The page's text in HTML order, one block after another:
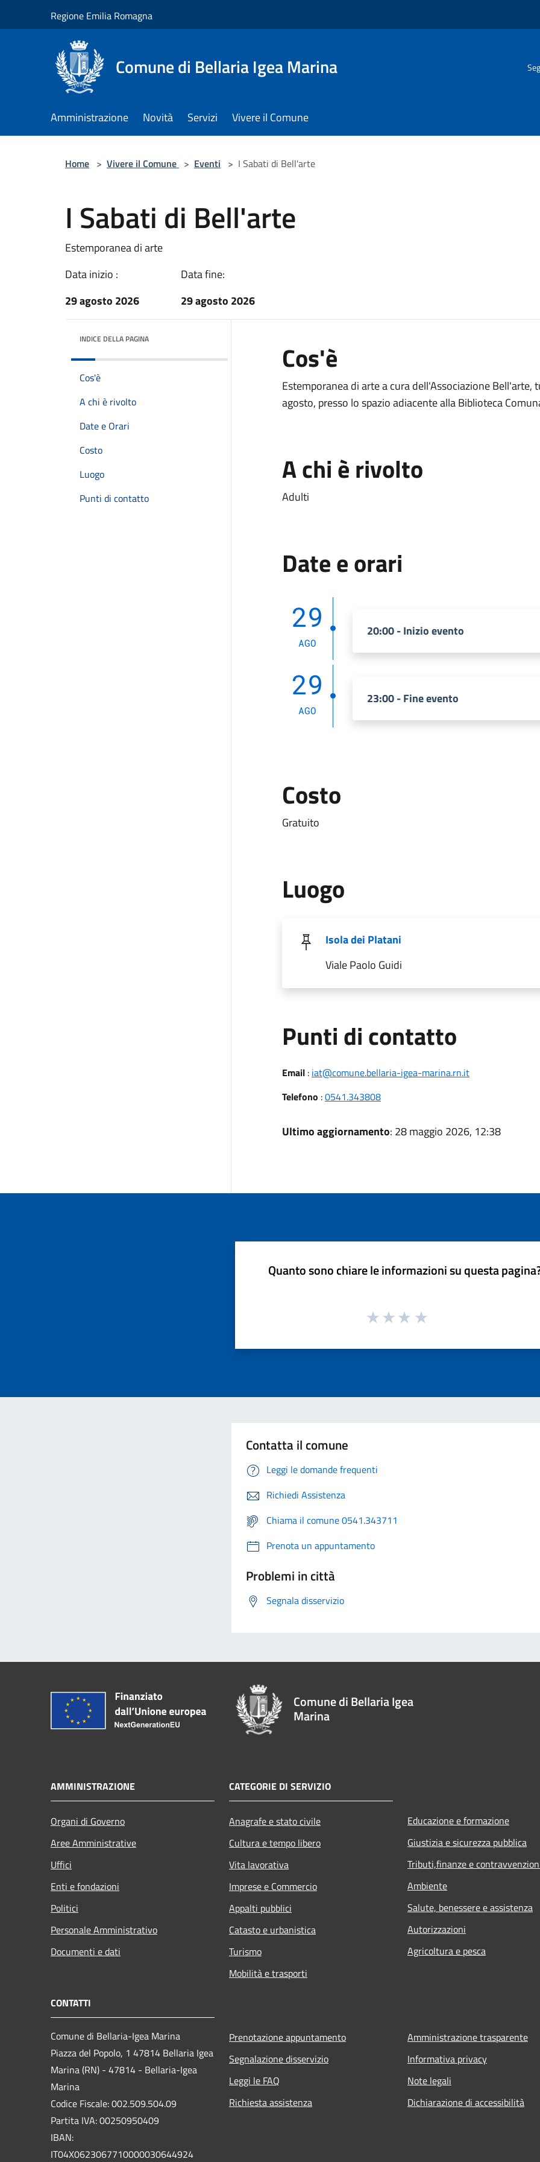
Regione Emilia Romagna
Comune di Bellaria Igea Marina
Amministrazione Novità Servizi Vivere il Comune
Home > Vivere il Comune > Eventi > I Sabati di Bell'arte
I Sabati di Bell'arte
Estemporanea di arte
Data inizio :
29 agosto 2026
Data fine:
29 agosto 2026
INDICE DELLA PAGINA
Cos'è
A chi è rivolto
Date e Orari
Costo
Luogo
Punti di contatto
Cos'è
Estemporanea di arte a cura dell'Associazione
agosto, presso lo spazio adiacente alla Biblioteca
A chi è rivolto
Adulti
Date e orari
29
AGO
20:00 - Inizio evento
29
AGO
23:00 - Fine evento
Costo
Gratuito
Luogo
Isola dei Platani
Viale Paolo Guidi
Punti di contatto
Email: iat@comune.bellaria-igea-marina.rn.it
Telefono :0541.343808
Ultimo aggiornamento: 28 maggio 2026, 12:38
Quanto sono chiare le informazioni su questa
Contatta il comune
Leggi le domande frequenti
Richiedi Assistenza
Chiama il comune 0541.343711
Prenota un appuntamento
Problemi in città
Segnala disservizio
Comune di Bellaria Igea
Marina
AMMINISTRAZIONE
Organi di Governo
Aree Amministrative
Uffici
Enti e fondazioni
Politici
Personale Amministrativo
Documenti e dati
CATEGORIE DI SERVIZIO
Anagrafe e stato civile
Cultura e tempo libero
Vita lavorativa
Imprese e Commercio
Appalti pubblici
Catasto e urbanistica
Turismo
Mobilità e trasporti
Educazione e formazione
Giustizia e sicurezza pubblica
Tributi,finanze e
Ambiente
Salute, benessere e assistenza
Autorizzazioni
Agricoltura e pesca
CONTATTI
Comune di Bellaria-Igea Marina
Piazza del Popolo, 1 47814 Bellaria Igea
Marina (RN) - 47814 - Bellaria-Igea
Marina
Codice Fiscale: 002.509.504.09
Partita IVA: 00250950409
IBAN:
IT04X0623067710000030644924
Prenotazione appuntamento
Segnalazione disservizio
Leggi le FAQ
Richiesta assistenza
Amministrazione trasparente
Informativa privacy
Note legali
Dichiarazione di accessibilità